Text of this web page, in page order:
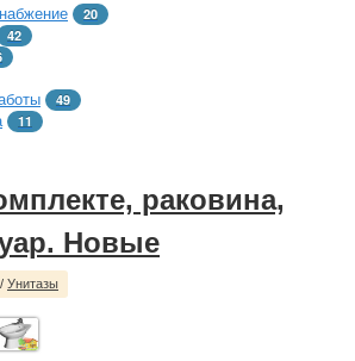
20
42
49
11
раковина,
Новые
/ Унитазы